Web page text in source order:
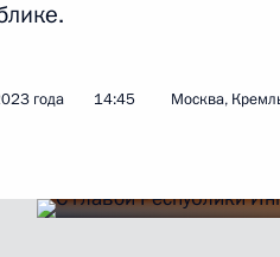
2025 года, 18:20
с главой Республики
года 14:45 Москва,